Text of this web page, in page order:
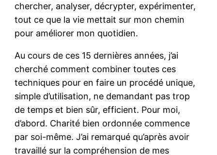
chercher, analyser, décrypter, expérimenter,
tout ce que la vie mettait sur mon chemin
pour améliorer mon quotidien.
Au cours de ces 15 dernières années, j’ai
cherché comment combiner toutes ces
techniques pour en faire un procédé unique,
simple d’utilisation, ne demandant pas trop
de temps et bien sûr, efficient. Pour moi,
d’abord. Charité bien ordonnée commence
par soi-même. J’ai remarqué qu’après avoir
travaillé sur la compréhension de mes